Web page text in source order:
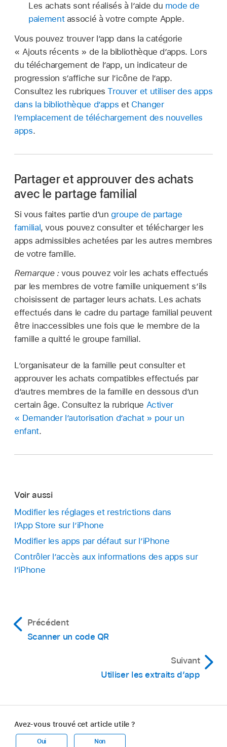
Les achats sont réalisés à l’aide du mode de
paiementassocié à votre compte Apple.
Vous pouvez trouver l’app dans la catégorie
« Ajouts récents » de la bibliothèque d’apps. Lors
du téléchargement de l’app, un indicateur de
progression s’affiche sur l’icône de l’app.
Consultez les rubriquesTrouver et utiliser des apps
dans la bibliothèque d’apps et Changer
l’emplacement de téléchargement des nouvelles
apps.
Partager et approuver des achats
avec le partage familial
Si vous faites partie d’ungroupe de partage
familial, vous pouvez consulter et télécharger les
apps admissibles achetées par les autres membres
de votre famille.
Remarque :vous pouvez voir les achats effectués
par les membres de votre famille uniquement s’ils
choisissent de partager leurs achats. Les achats
effectués dans le cadre du partage familial peuvent
être inaccessibles une fois que le membre de la
famille a quitté le groupe familial.
L’organisateur de la famille peut consulter et
approuver les achats compatibles effectués par
d’autres membres de la famille en dessous d’un
certain âge. Consultez la rubrique Activer
« Demander l’autorisation d’achat » pour un
enfant.
Voir aussi
Modifier les réglages et restrictions dans
l’App Store sur l’iPhone
Modifier les apps par défaut sur l’iPhone
Contrôler l’accès aux informations des apps sur
l’iPhone
Précédent
Scanner un code QR
Suivant
Utiliser les extraits d’app
Avez-vous trouvé cet article utile ?
Oui Non